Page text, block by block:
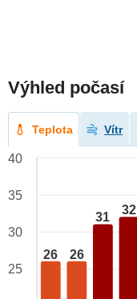
Výhled počasí
Teplota Vítr
26 26
31
32
40
35
30
25